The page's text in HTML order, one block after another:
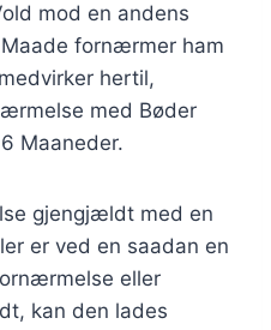
mod en andens
fornærmer ham
hertil,
med Bøder
Maaneder.
gjengjældt med en
er ved en saadan en
eller
kan den lades